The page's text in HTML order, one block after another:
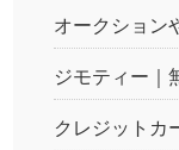
オークション
ジモティー｜
クレジットカ